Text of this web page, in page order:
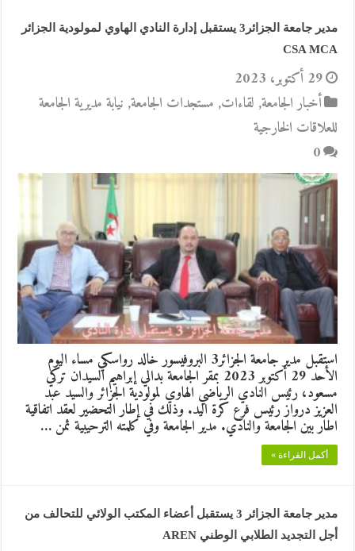
مدير جامعة الجزائر3 يستقبل إدارة النادي الهاوي لمولودية الجزائر
CSA MCA
29 أكتوبر، 2023
أخبار الجامعة, لقاءات, مستجدات الجامعة, نيابة مديرية الجامعة
للعلاقات الخارجية
0
استقبل مدير جامعة الجزائر3 البروفيسور خالد رواسكي مساء اليوم
الأحد 29 أكتوبر 2023 بمقر الجامعة بدالي إبراهيم السيدان تركي
مسعود، رئيس النادي الرياضي الهاوي لمولودية الجزائر والسيد عبد
العزيز درواز رئيس فرع كرة اليد. وذلك في إطار التحضير لعقد اتفاقية
اطار بين الجامعة والنادي. مدير الجامعة وفي كلمته الترحيبية ثمن …
أكمل القراءة »
مدير جامعة الجزائر 3 يستقبل أعضاء المكتب الولائي للتحالف من
أجل التجديد الطلابي الوطني AREN